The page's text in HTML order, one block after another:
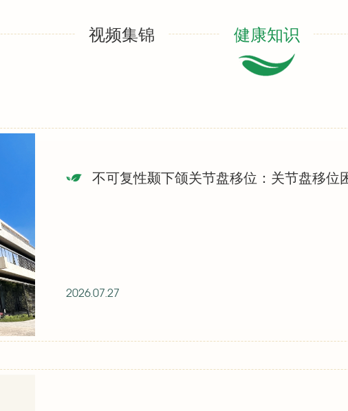
视频集锦 健康知识
不可复性颞下颌关节盘移位：关节盘移位
2026.07.27